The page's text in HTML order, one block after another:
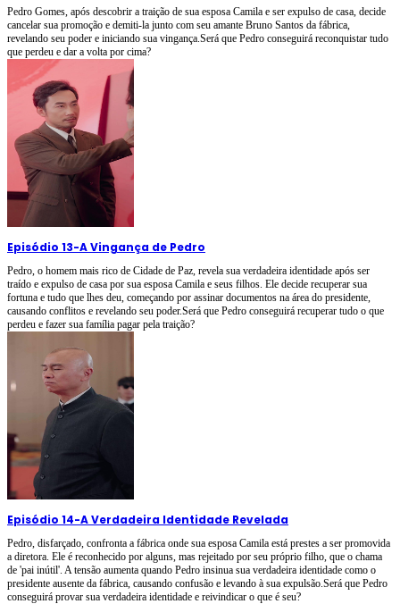
Pedro Gomes, após descobrir a traição de sua esposa Camila e ser expulso de casa, decide
cancelar sua promoção e demiti-la junto com seu amante Bruno Santos da fábrica,
revelando seu poder e iniciando sua vingança.Será que Pedro conseguirá reconquistar tudo
que perdeu e dar a volta por cima?
Episódio 13-A Vingança de Pedro
Pedro, o homem mais rico de Cidade de Paz, revela sua verdadeira identidade após ser
traído e expulso de casa por sua esposa Camila e seus filhos. Ele decide recuperar sua
fortuna e tudo que lhes deu, começando por assinar documentos na área do presidente,
causando conflitos e revelando seu poder.Será que Pedro conseguirá recuperar tudo o que
perdeu e fazer sua família pagar pela traição?
Episódio 14-A Verdadeira Identidade Revelada
Pedro, disfarçado, confronta a fábrica onde sua esposa Camila está prestes a ser promovida
a diretora. Ele é reconhecido por alguns, mas rejeitado por seu próprio filho, que o chama
de 'pai inútil'. A tensão aumenta quando Pedro insinua sua verdadeira identidade como o
presidente ausente da fábrica, causando confusão e levando à sua expulsão.Será que Pedro
conseguirá provar sua verdadeira identidade e reivindicar o que é seu?